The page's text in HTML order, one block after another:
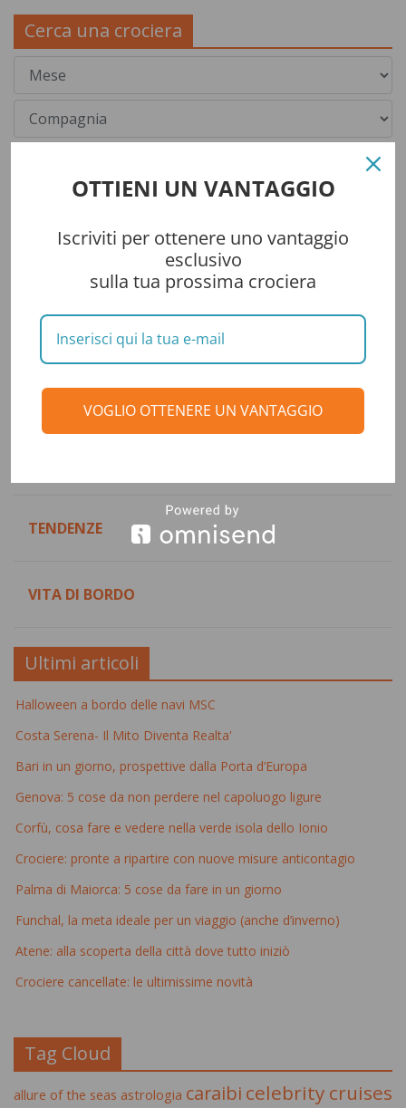
Cerca una crociera
Categorie
CONSIGLI DI VIAGGIO
TENDENZE
VITA DI BORDO
Ultimi articoli
Halloween a bordo delle navi MSC
Costa Serena- Il Mito Diventa Realta'
Bari in un giorno, prospettive dalla Porta d’Europa
Genova: 5 cose da non perdere nel capoluogo ligure
Corfù, cosa fare e vedere nella verde isola dello Ionio
Crociere: pronte a ripartire con nuove misure anticontagio
Palma di Maiorca: 5 cose da fare in un giorno
Funchal, la meta ideale per un viaggio (anche d’inverno)
Atene: alla scoperta della città dove tutto iniziò
Crociere cancellate: le ultimissime novità
Tag Cloud
allure of the seas astrologia caraibi celebrity cruises
OTTIENI UN VANTAGGIO
Iscriviti per ottenere uno vantaggio
esclusivo
sulla tua prossima crociera
VOGLIO OTTENERE UN VANTAGGIO